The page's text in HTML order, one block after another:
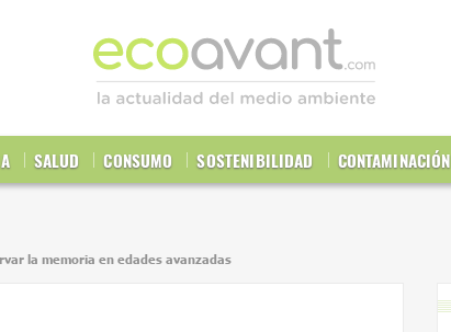
SALUD CONSUMO SOSTENIBILIDAD CONTAMINACIÓN
la memoria en edades avanzadas